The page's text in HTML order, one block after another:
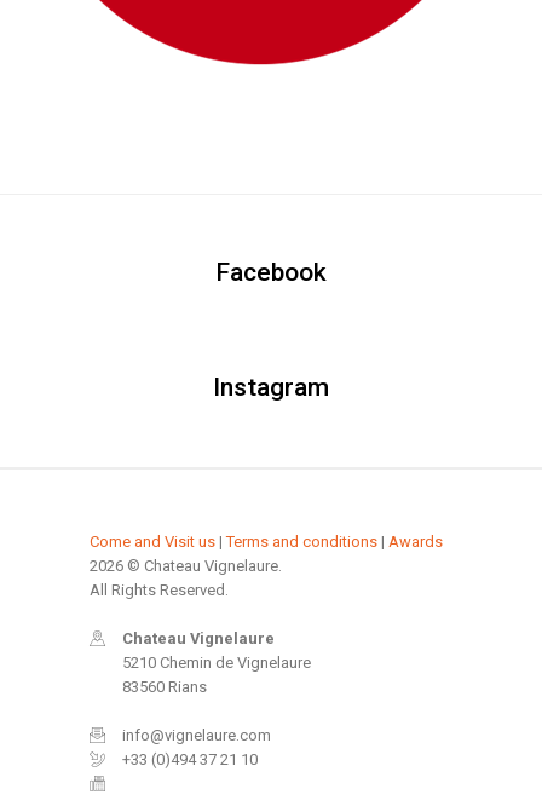
Facebook
Instagram
Come and Visit us |Terms and conditions | Awards
2026 © Chateau Vignelaure.
All Rights Reserved.
Chateau Vignelaure
5210 Chemin de Vignelaure
83560 Rians
info@vignelaure.com
+33 (0)494 37 21 10